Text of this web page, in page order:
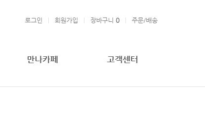
로그인 회원가입 장바구니 0 주문/배송
만나카페 고객센터